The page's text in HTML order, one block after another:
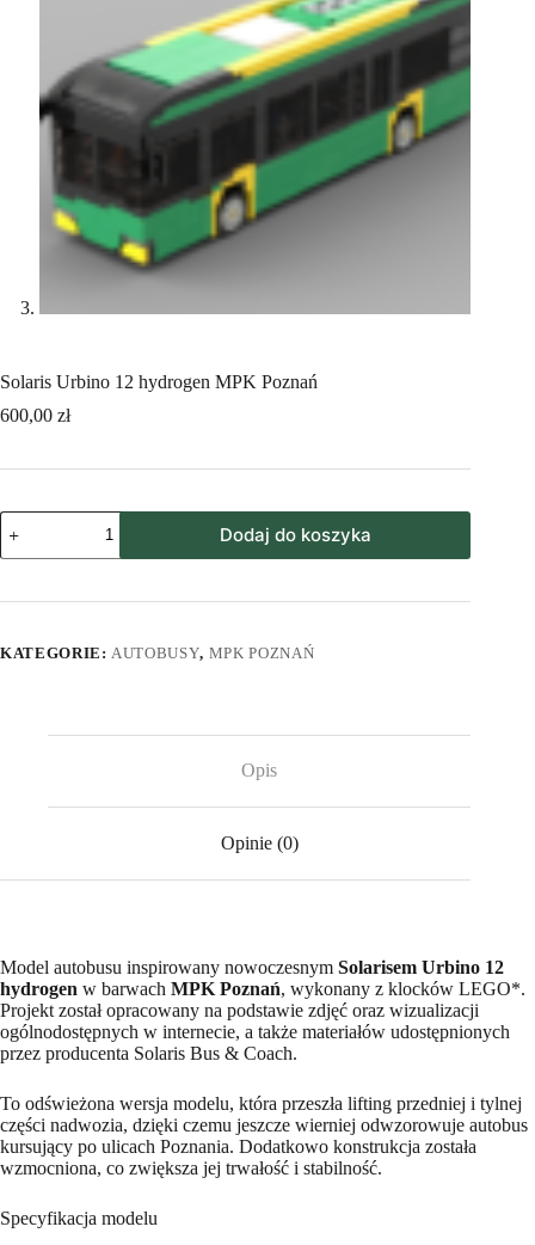
Solaris Urbino 12 hydrogen MPK Poznań
600,00 zł
ilość
Solaris
Urbino
hydrogen
Dodaj do koszyka
KATEGORIE: AUTOBUSY, MPK POZNAŃ
Opis
Opinie (0)
Model autobusu inspirowany nowoczesnym Solarisem Urbino 12
hydrogen w barwach MPK Poznań, wykonany z klocków LEGO*.
Projekt został opracowany na podstawie zdjęć oraz wizualizacji
ogólnodostępnych w internecie, a także materiałów udostępnionych
przez producenta Solaris Bus & Coach.
To odświeżona wersja modelu, która przeszła lifting przedniej i tylnej
części nadwozia, dzięki czemu jeszcze wierniej odwzorowuje autobus
kursujący po ulicach Poznania. Dodatkowo konstrukcja została
wzmocniona, co zwiększa jej trwałość i stabilność.
Specyfikacja modelu